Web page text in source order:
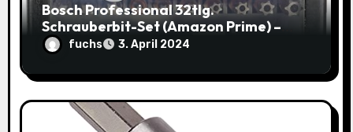
Bosch Professional 32tlg.
Schrauberbit-Set (Amazon Prime) –
Jetzt nur 9,95€ statt 14,29€
fuchs 3. April 2024